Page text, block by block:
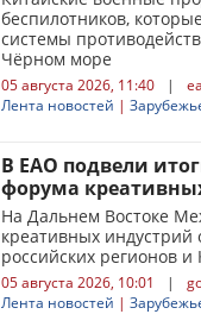
беспилотников,
системы
Чёрном море
05 августа 2026, 11:40 |
Лента новостей |
В ЕАО подвели
форума
На Дальнем Востоке
креативных
российских регионов и
05 августа 2026, 10:01 |
Лента новостей |